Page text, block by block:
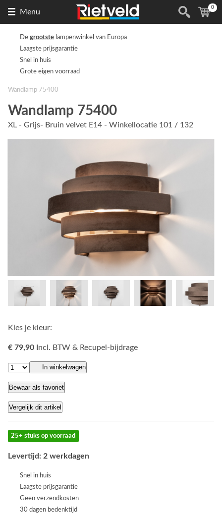
Menu
de
(
0
De grootste lampenwinkel van Europa
Laagste prijsgarantie
Snel in huis
Grote eigen voorraad
Wandlamp 75400
Wandlamp 75400
XL - Grijs- Bruin velvet E14 - Winkellocatie 101 / 132
Kies je kleur:
€ 79,90 Incl. BTW & Recupel-bijdrage
In winkelwagen
Bewaar als favoriet
Vergelijk dit artikel
25+ stuks op voorraad
Levertijd: 2 werkdagen
Snel in huis
Laagste prijsgarantie
Geen verzendkosten
30 dagen bedenktijd